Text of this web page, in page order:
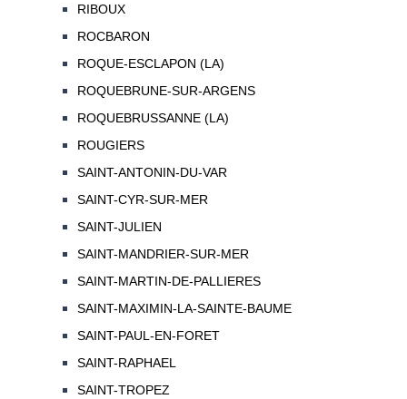
RIBOUX
ROCBARON
ROQUE-ESCLAPON (LA)
ROQUEBRUNE-SUR-ARGENS
ROQUEBRUSSANNE (LA)
ROUGIERS
SAINT-ANTONIN-DU-VAR
SAINT-CYR-SUR-MER
SAINT-JULIEN
SAINT-MANDRIER-SUR-MER
SAINT-MARTIN-DE-PALLIERES
SAINT-MAXIMIN-LA-SAINTE-BAUME
SAINT-PAUL-EN-FORET
SAINT-RAPHAEL
SAINT-TROPEZ